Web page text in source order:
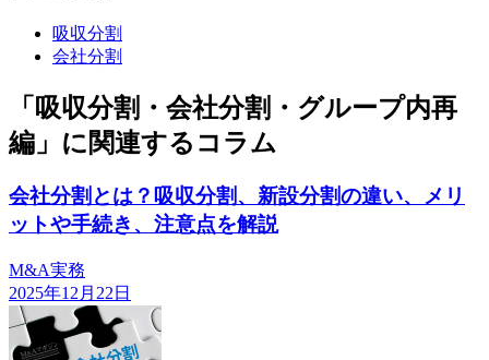
吸収分割
会社分割
「吸収分割・会社分割・グループ内再
編」に関連するコラム
会社分割とは？吸収分割、新設分割の違い、メリ
ットや手続き、注意点を解説
M&A実務
2025年12月22日